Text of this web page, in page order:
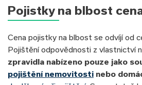
Pojistky na blbost
Cena pojistky na blbost se odvíjí od
Pojištění odpovědnosti z vlastnictví
zpravidla nabízeno pouze jako
pojištění nemovitosti nebo